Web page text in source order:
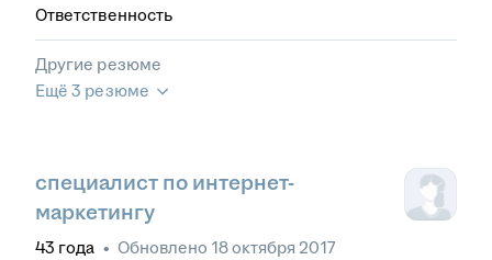
Ответственность
Другие резюме
Ещё 3 резюме
специалист по интернет-
маркетингу
43 года • Обновлено 18 октября 2017